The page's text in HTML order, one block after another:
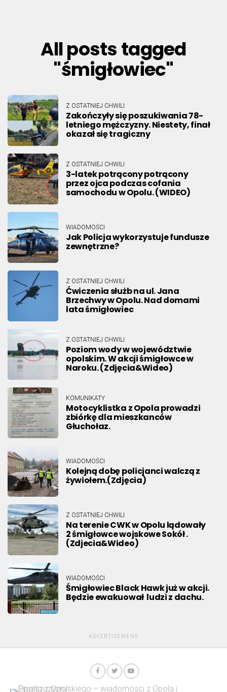
All posts tagged
"śmigłowiec"
Z OSTATNIEJ CHWILI
Zakończyły się poszukiwania 78-
letniego mężczyzny. Niestety, finał
okazał się tragiczny
Z OSTATNIEJ CHWILI
3-latek potrącony potrącony
przez ojca podczas cofania
samochodu w Opolu. (WIDEO)
WIADOMOŚCI
Jak Policja wykorzystuje fundusze
zewnętrzne?
Z OSTATNIEJ CHWILI
Ćwiczenia służb na ul. Jana
Brzechwy w Opolu. Nad domami
lata śmigłowiec
Z OSTATNIEJ CHWILI
Poziom wody w województwie
opolskim. W akcji śmigłowce w
Naroku. (Zdjęcia&Wideo)
KOMUNIKATY
Motocyklistka z Opola prowadzi
zbiórkę dla mieszkanców
Głuchołaz.
WIADOMOŚCI
Kolejną dobę policjanci walczą z
żywiołem.(Zdjęcia)
Z OSTATNIEJ CHWILI
Na terenie CWK w Opolu lądowały
2 śmigłowce wojskowe Sokół .
(Zdjecia&Wideo)
WIADOMOŚCI
Śmigłowiec Black Hawk już w akcji.
Będzie ewakuował ludzi z dachu.
ADVERTISEMENT